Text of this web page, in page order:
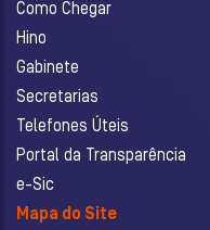
Como Chegar
Hino
Gabinete
Secretarias
Telefones Úteis
Portal da Transparência
e-Sic
Mapa do Site